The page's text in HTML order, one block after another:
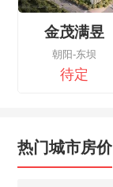
金茂满昱
朝阳-东坝
待定
热门城市房价